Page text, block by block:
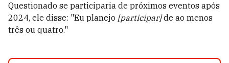
Questionado se participaria de próximos eventos após
2024, ele disse: "Eu planejo [participar]de ao menos
três ou quatro."